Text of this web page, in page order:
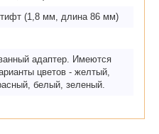
(1,8 мм, длина 86 мм)
адаптер. Имеются
цветов - желтый,
белый, зеленый.